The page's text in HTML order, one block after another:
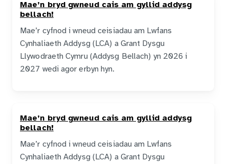
Mae’n bryd gwneud cais am gyllid addysg
bellach!
Mae’r cyfnod i wneud ceisiadau am Lwfans
Cynhaliaeth Addysg (LCA) a Grant Dysgu
Llywodraeth Cymru (Addysg Bellach) yn 2026 i
2027 wedi agor erbyn hyn.
Mae’n bryd gwneud cais am gyllid addysg
bellach!
Mae’r cyfnod i wneud ceisiadau am Lwfans
Cynhaliaeth Addysg (LCA) a Grant Dysgu